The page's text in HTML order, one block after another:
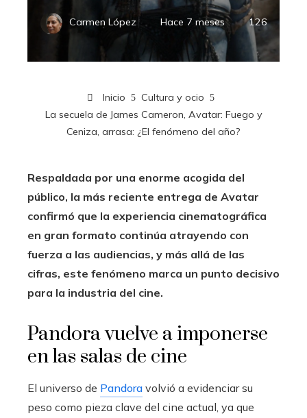
Carmen López Hace 7 meses 126
Inicio
Cultura y ocio
La secuela de James Cameron, Avatar: Fuego y
Ceniza, arrasa: ¿El fenómeno del año?
Respaldada por una enorme acogida del
público, la más reciente entrega de Avatar
confirmó que la experiencia cinematográfica
en gran formato continúa atrayendo con
fuerza a las audiencias, y más allá de las
cifras, este fenómeno marca un punto decisivo
para la industria del cine.
Pandora vuelve a imponerse
en las salas de cine
El universo de Pandora volvió a evidenciar su
peso como pieza clave del cine actual, ya que